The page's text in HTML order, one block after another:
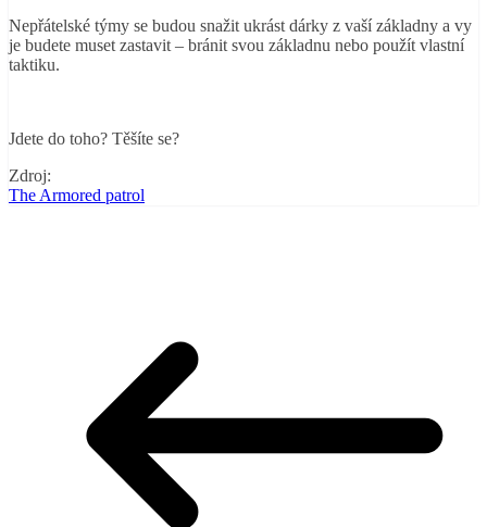
Nepřátelské týmy se budou snažit ukrást dárky z vaší základny a vy
je budete muset zastavit – bránit svou základnu nebo použít vlastní
taktiku.
Jdete do toho? Těšíte se?
Zdroj:
The Armored patrol